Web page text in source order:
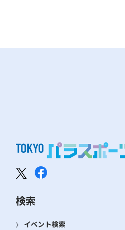
検索
イベント検索